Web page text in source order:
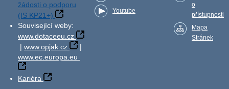
žádosti o podporu
(IS KP21+)
Související weby:
www.dotaceeu.cz
| www.opjak.cz
|
www.ec.europa.eu
Kariéra
Youtube
o
přístupnosti
Mapa
Stránek